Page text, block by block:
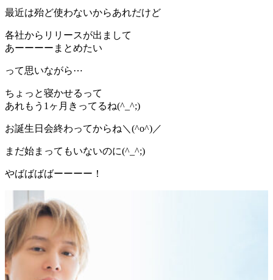
最近は殆ど使わないからあれだけど
各社からリリースが出まして
あーーーーまとめたい
って思いながら⋯
ちょっと寝かせるって
あれもう1ヶ月きってるね(^_^;)
お誕生日会終わってからね＼(^o^)／
まだ始まってもいないのに(^_^;)
やばばばばーーーー！